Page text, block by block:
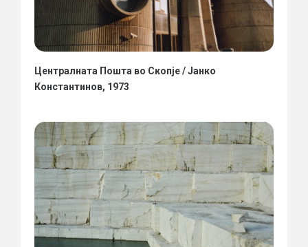
Централната Пошта во Скопје / Јанко
Константинов, 1973